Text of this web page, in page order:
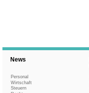
News
Personal
Wirtschaft
Steuern